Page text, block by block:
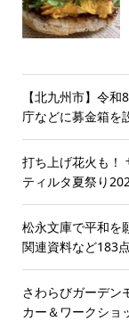
【北九州市】令
庁などに募金箱を
打ち上げ花火も！
ティルタ夏祭り
松永文庫で平和
関連資料など183
さわらびガーデ
カー＆ワークショ